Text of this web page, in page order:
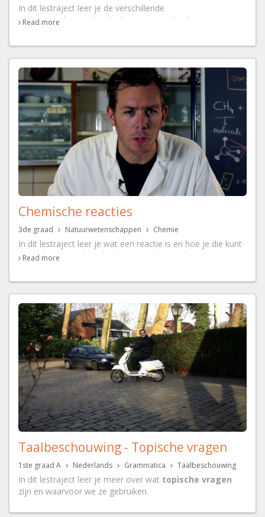
In dit lestraject leer je de verschillende
congruentiekenmerken herkennen en gebruiken in
Read more
Chemische reacties
3de graad Natuurwetenschappen Chemie
In dit lestraject leer je wat een reactie is en hoe je die kunt
neerschrijven. Je leert het begrip mol en molaire massa te
Read more
Taalbeschouwing - Topische vragen
1ste graad A Nederlands Grammatica Taalbeschouwing
In dit lestraject leer je meer over wat topische vragen
zijn en waarvoor we ze gebruiken.